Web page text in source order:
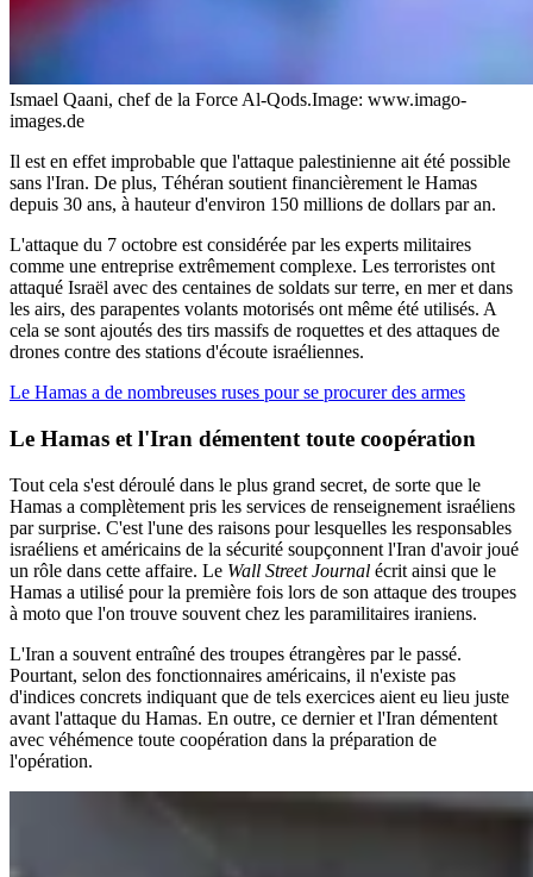
Ismael Qaani, chef de la Force Al-Qods.Image: www.imago-
images.de
Il est en effet improbable que l'attaque palestinienne ait été possible
sans l'Iran. De plus, Téhéran soutient financièrement le Hamas
depuis 30 ans, à hauteur d'environ 150 millions de dollars par an.
L'attaque du 7 octobre est considérée par les experts militaires
comme une entreprise extrêmement complexe. Les terroristes ont
attaqué Israël avec des centaines de soldats sur terre, en mer et dans
les airs, des parapentes volants motorisés ont même été utilisés. A
cela se sont ajoutés des tirs massifs de roquettes et des attaques de
drones contre des stations d'écoute israéliennes.
Le Hamas a de nombreuses ruses pour se procurer des armes
Le Hamas et l'Iran démentent toute coopération
Tout cela s'est déroulé dans le plus grand secret, de sorte que le
Hamas a complètement pris les services de renseignement israéliens
par surprise. C'est l'une des raisons pour lesquelles les responsables
israéliens et américains de la sécurité soupçonnent l'Iran d'avoir joué
un rôle dans cette affaire. Le Wall Street Journal écrit ainsi que le
Hamas a utilisé pour la première fois lors de son attaque des troupes
à moto que l'on trouve souvent chez les paramilitaires iraniens.
L'Iran a souvent entraîné des troupes étrangères par le passé.
Pourtant, selon des fonctionnaires américains, il n'existe pas
d'indices concrets indiquant que de tels exercices aient eu lieu juste
avant l'attaque du Hamas. En outre, ce dernier et l'Iran démentent
avec véhémence toute coopération dans la préparation de
l'opération.